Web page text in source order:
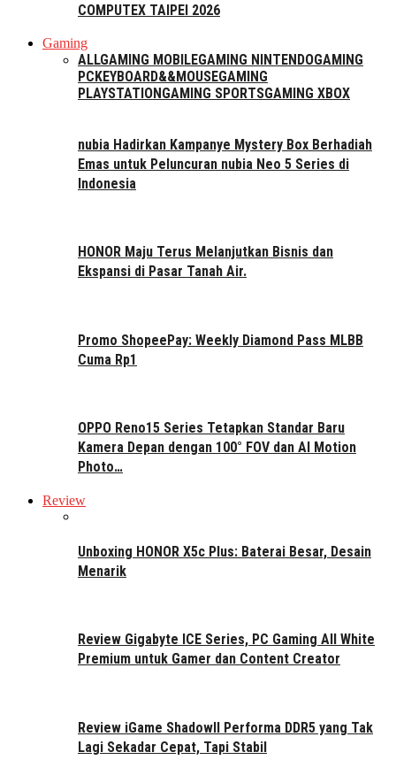
COMPUTEX TAIPEI 2026
Gaming
ALLGAMING MOBILEGAMING NINTENDOGAMING
PC KEYBOARD&&MOUSEGAMING
PLAYSTATION GAMING SPORTSGAMING XBOX
nubia Hadirkan Kampanye Mystery Box Berhadiah
Emas untuk Peluncuran nubia Neo 5 Series di
Indonesia
HONOR Maju Terus Melanjutkan Bisnis dan
Ekspansi di Pasar Tanah Air.
Promo ShopeePay: Weekly Diamond Pass MLBB
Cuma Rp1
OPPO Reno15 Series Tetapkan Standar Baru
Kamera Depan dengan 100° FOV dan AI Motion
Photo…
Review
Unboxing HONOR X5c Plus: Baterai Besar, Desain
Menarik
Review Gigabyte ICE Series, PC Gaming All White
Premium untuk Gamer dan Content Creator
Review iGame ShadowII Performa DDR5 yang Tak
Lagi Sekadar Cepat, Tapi Stabil